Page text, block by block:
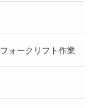
ォークリフト作業